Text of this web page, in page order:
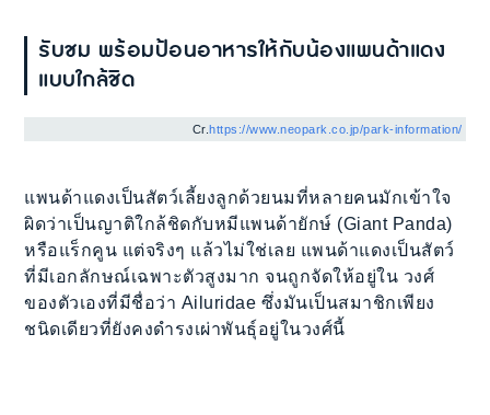
รับชม พร้อมป้อนอาหารให้กับน้องแพนด้าแดง
แบบใกล้ชิด
Cr.https://www.neopark.co.jp/park-information/
แพนด้าแดงเป็นสัตว์เลี้ยงลูกด้วยนมที่หลายคนมักเข้าใจ
ผิดว่าเป็นญาติใกล้ชิดกับหมีแพนด้ายักษ์ (Giant Panda)
หรือแร็กคูน แต่จริงๆ แล้วไม่ใช่เลย แพนด้าแดงเป็นสัตว์
ที่มีเอกลักษณ์เฉพาะตัวสูงมาก จนถูกจัดให้อยู่ใน วงศ์
ของตัวเองที่มีชื่อว่า Ailuridae ซึ่งมันเป็นสมาชิกเพียง
ชนิดเดียวที่ยังคงดำรงเผ่าพันธุ์อยู่ในวงศ์นี้